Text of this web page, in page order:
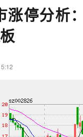
涨停分析